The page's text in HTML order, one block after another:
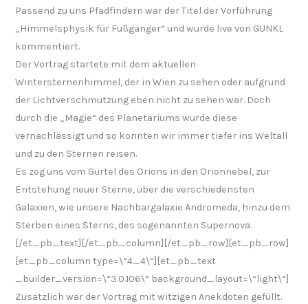
Passend zu uns Pfadfindern war der Titel der Vorführung
„Himmelsphysik für Fußgänger“ und wurde live von GUNKL
kommentiert.
Der Vortrag startete mit dem aktuellen
Wintersternenhimmel, der in Wien zu sehen oder aufgrund
der Lichtverschmutzung eben nicht zu sehen war. Doch
durch die „Magie“ des Planetariums wurde diese
vernachlässigt und so konnten wir immer tiefer ins Weltall
und zu den Sternen reisen.
Es zog uns vom Gürtel des Orions in den Orionnebel, zur
Entstehung neuer Sterne, über die verschiedensten
Galaxien, wie unsere Nachbargalaxie Andromeda, hinzu dem
Sterben eines Sterns, des sogenannten Supernova.
[/et_pb_text][/et_pb_column][/et_pb_row][et_pb_row]
[et_pb_column type=\“4_4\“][et_pb_text
_builder_version=\“3.0.106\“ background_layout=\“light\“]
Zusätzlich war der Vortrag mit witzigen Anekdoten gefüllt.